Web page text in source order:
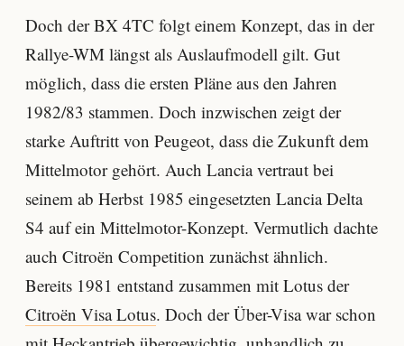
Doch der BX 4TC folgt einem Konzept, das in der
Rallye-WM längst als Auslaufmodell gilt. Gut
möglich, dass die ersten Pläne aus den Jahren
1982/83 stammen. Doch inzwischen zeigt der
starke Auftritt von Peugeot, dass die Zukunft dem
Mittelmotor gehört. Auch Lancia vertraut bei
seinem ab Herbst 1985 eingesetzten Lancia Delta
S4 auf ein Mittelmotor-Konzept. Vermutlich dachte
auch Citroën Competition zunächst ähnlich.
Bereits 1981 entstand zusammen mit Lotus der
Citroën Visa Lotus. Doch der Über-Visa war schon